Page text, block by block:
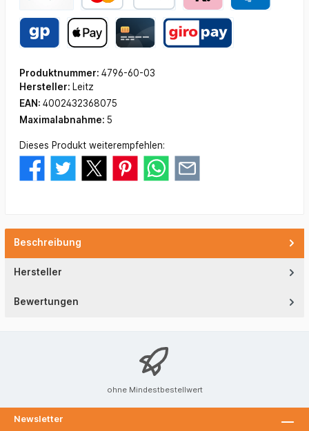
Produktnummer: 4796-60-03
Hersteller: Leitz
EAN: 4002432368075
Maximalabnahme: 5
Dieses Produkt weiterempfehlen:
Beschreibung
Hersteller
Bewertungen
ohne Mindestbestellwert
Newsletter